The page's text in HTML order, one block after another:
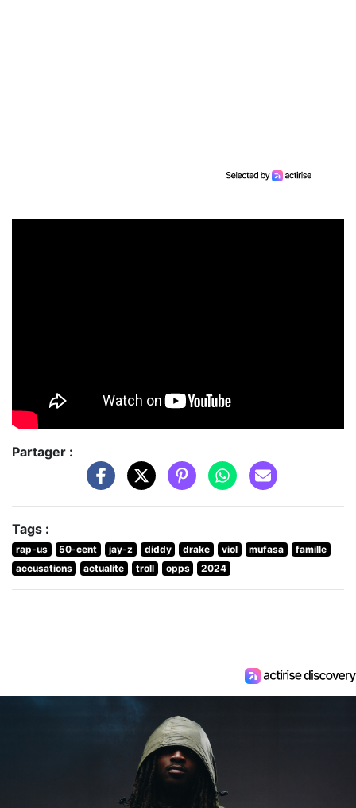
Partager :
Tags :
rap-us 50-cent jay-z diddy drake viol mufasa
famille
accusations
actualite troll opps 2024